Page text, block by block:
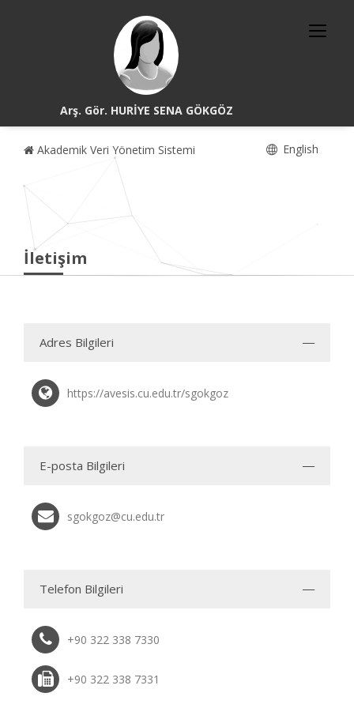
Arş. Gör. HURİYE SENA GÖKGÖZ
Akademik Veri Yönetim Sistemi English
İletişim
Adres Bilgileri
https://avesis.cu.edu.tr/sgokgoz
E-posta Bilgileri
sgokgoz@cu.edu.tr
Telefon Bilgileri
+90 322 338 7330
+90 322 338 7331